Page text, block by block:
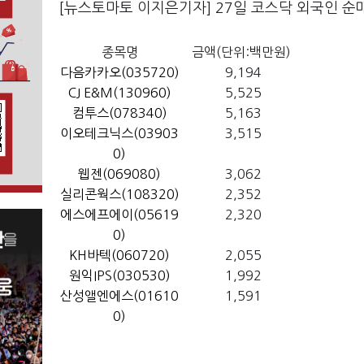
[뉴스토마토 이지은기자] 27일 코스닥 외국인 순
종목명
금액(단위:백만원)
다음카카오(035720)
9,194
CJ E&M(130960)
5,525
컴투스(078340)
5,163
이오테크닉스(03903
0)
3,515
웹젠(069080)
3,062
실리콘웍스(108320)
2,352
에스에프에이(05619
0)
2,320
KH바텍(060720)
2,055
원익IPS(030530)
1,992
산성앨엔에스(01610
0)
1,591